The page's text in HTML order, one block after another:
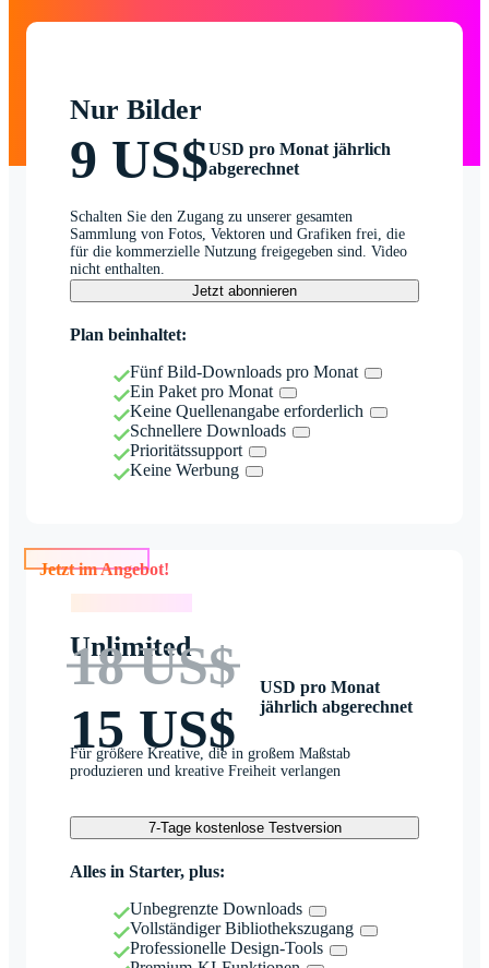
Nur Bilder
9 US$USD pro Monat jährlich
abgerechnet
Schalten Sie den Zugang zu unserer gesamten
Sammlung von Fotos, Vektoren und Grafiken frei, die
für die kommerzielle Nutzung freigegeben sind. Video
nicht enthalten.
Jetzt abonnieren
Plan beinhaltet:
Fünf Bild-Downloads pro Monat
Ein Paket pro Monat
Keine Quellenangabe erforderlich
Schnellere Downloads
Prioritätssupport
Keine Werbung
Jetzt im Angebot!
Unlimited
18 US$
15 US$
USD pro Monat
jährlich abgerechnet
Für größere Kreative, die in großem Maßstab
produzieren und kreative Freiheit verlangen
7-Tage kostenlose Testversion
Alles in Starter, plus:
Unbegrenzte Downloads
Vollständiger Bibliothekszugang
Professionelle Design-Tools